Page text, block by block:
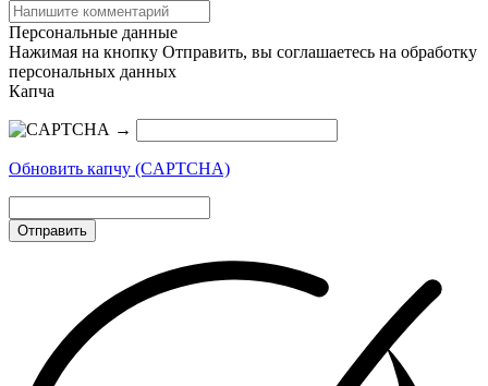
Персональные данные
Нажимая на кнопку Отправить, вы соглашаетесь на обработку
персональных данных
Капча
→
Обновить капчу (CAPTCHA)
Отправить